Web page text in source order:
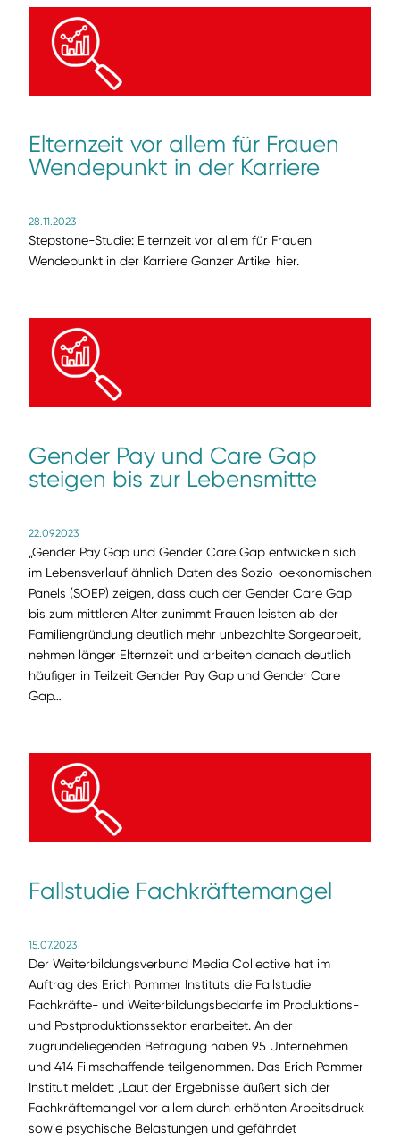
Elternzeit vor allem für Frauen
Wendepunkt in der Karriere
28.11.2023
Stepstone-Studie: Elternzeit vor allem für Frauen
Wendepunkt in der Karriere Ganzer Artikel hier.
Gender Pay und Care Gap
steigen bis zur Lebensmitte
22.09.2023
„Gender Pay Gap und Gender Care Gap entwickeln sich
im Lebensverlauf ähnlich Daten des Sozio-oekonomischen
Panels (SOEP) zeigen, dass auch der Gender Care Gap
bis zum mittleren Alter zunimmt Frauen leisten ab der
Familiengründung deutlich mehr unbezahlte Sorgearbeit,
nehmen länger Elternzeit und arbeiten danach deutlich
häufiger in Teilzeit Gender Pay Gap und Gender Care
Gap…
Fallstudie Fachkräftemangel
15.07.2023
Der Weiterbildungsverbund Media Collective hat im
Auftrag des Erich Pommer Instituts die Fallstudie
Fachkräfte- und Weiterbildungsbedarfe im Produktions-
und Postproduktionssektor erarbeitet. An der
zugrundeliegenden Befragung haben 95 Unternehmen
und 414 Filmschaffende teilgenommen. Das Erich Pommer
Institut meldet: „Laut der Ergebnisse äußert sich der
Fachkräftemangel vor allem durch erhöhten Arbeitsdruck
sowie psychische Belastungen und gefährdet